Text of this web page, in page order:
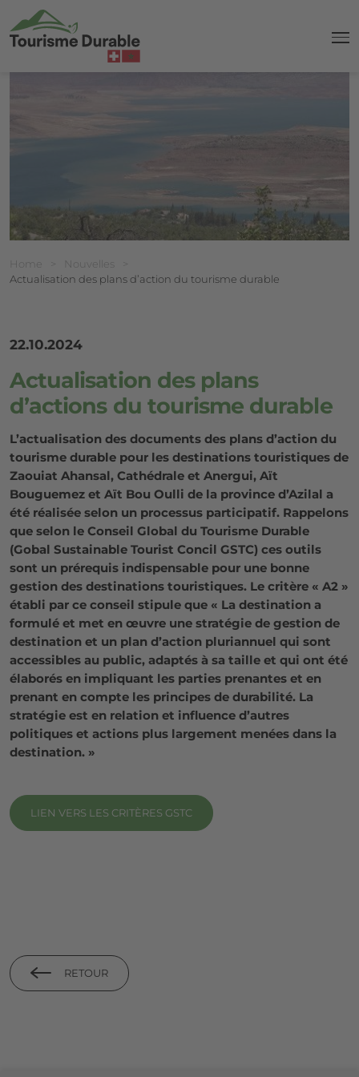
Breadcrumb
Vous êtes ici:
Home Nouvelles
Actualisation des plans d’action du tourisme durable
22.10.2024
Actualisation des plans
d’actions du tourisme durable
L’actualisation des documents des plans d’action du
tourisme durable pour les destinations touristiques de
Zaouiat Ahansal, Cathédrale et Anergui, Aït
Bouguemez et Aït Bou Oulli de la province d’Azilal a
été réalisée selon un processus participatif. Rappelons
que selon le Conseil Global du Tourisme Durable
(Gobal Sustainable Tourist Concil GSTC) ces outils
sont un prérequis indispensable pour une bonne
gestion des destinations touristiques. Le critère « A2 »
établi par ce conseil stipule que « La destination a
formulé et met en œuvre une stratégie de gestion de
destination et un plan d’action pluriannuel qui sont
accessibles au public, adaptés à sa taille et qui ont été
élaborés en impliquant les parties prenantes et en
prenant en compte les principes de durabilité. La
stratégie est en relation et influence d’autres
politiques et actions plus largement menées dans la
destination. »
LIEN VERS LES CRITÈRES GSTC
RETOUR